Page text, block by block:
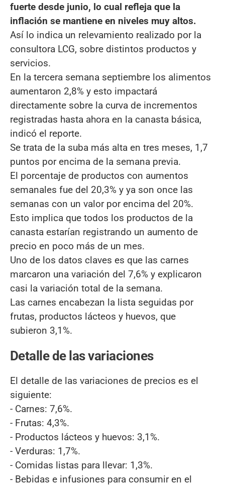
fuerte desde junio, lo cual refleja que la
inflación se mantiene en niveles muy altos.
Así lo indica un relevamiento realizado por la
consultora LCG, sobre distintos productos y
servicios.
En la tercera semana septiembre los alimentos
aumentaron 2,8% y esto impactará
directamente sobre la curva de incrementos
registradas hasta ahora en la canasta básica,
indicó el reporte.
Se trata de la suba más alta en tres meses, 1,7
puntos por encima de la semana previa.
El porcentaje de productos con aumentos
semanales fue del 20,3% y ya son once las
semanas con un valor por encima del 20%.
Esto implica que todos los productos de la
canasta estarían registrando un aumento de
precio en poco más de un mes.
Uno de los datos claves es que las carnes
marcaron una variación del 7,6% y explicaron
casi la variación total de la semana.
Las carnes encabezan la lista seguidas por
frutas, productos lácteos y huevos, que
subieron 3,1%.
Detalle de las variaciones
El detalle de las variaciones de precios es el
siguiente:
- Carnes: 7,6%.
- Frutas: 4,3%.
- Productos lácteos y huevos: 3,1%.
- Verduras: 1,7%.
- Comidas listas para llevar: 1,3%.
- Bebidas e infusiones para consumir en el